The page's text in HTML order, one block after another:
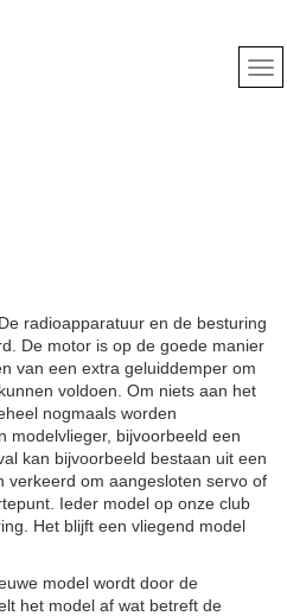
radioapparatuur en de besturing
De motor is op de goede manier
van een extra geluiddemper om
voldoen. Om niets aan het
nogmaals worden
modelvlieger, bijvoorbeeld een
kan bijvoorbeeld bestaan uit een
verkeerd om aangesloten servo of
Ieder model op onze club
Het blijft een vliegend model
model wordt door de
het model af wat betreft de